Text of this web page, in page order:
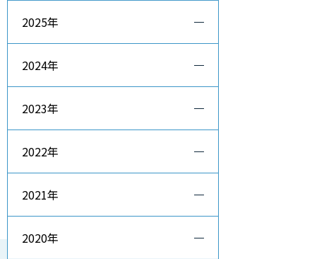
2025年
2024年
2023年
2022年
2021年
2020年